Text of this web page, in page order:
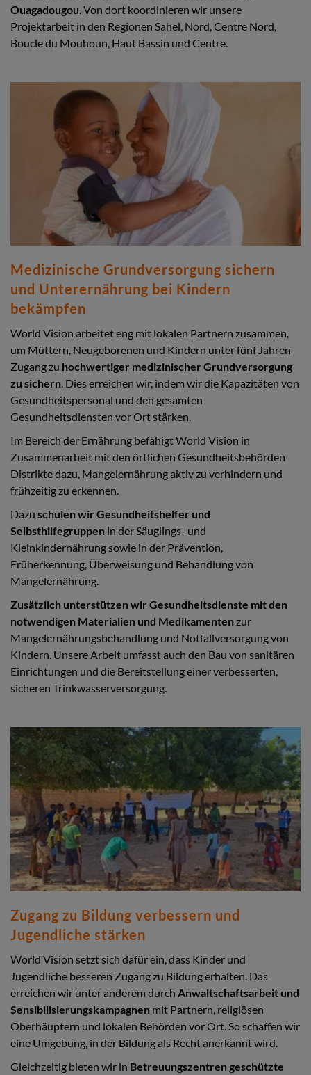
Ouagadougou . Von dort koordinieren wir unsere
Projektarbeit in den Regionen Sahel, Nord, Centre Nord,
Boucle du Mouhoun, Haut Bassin und Centre.
Medizinische Grundversorgung sichern
und Unterernährung bei Kindern
bekämpfen
World Vision arbeitet eng mit lokalen Partnern zusammen,
um Müttern, Neugeborenen und Kindern unter fünf Jahren
Zugang zu hochwertiger medizinischer Grundversorgung
zu sichern. Dies erreichen wir, indem wir die Kapazitäten von
Gesundheitspersonal und den gesamten
Gesundheitsdiensten vor Ort stärken.
Im Bereich der Ernährung befähigt World Vision in
Zusammenarbeit mit den örtlichen Gesundheitsbehörden
Distrikte dazu, Mangelernährung aktiv zu verhindern und
frühzeitig zu erkennen.
Dazu schulen wir Gesundheitshelfer und
Selbsthilfegruppen in der Säuglings- und
Kleinkindernährung sowie in der Prävention,
Früherkennung, Überweisung und Behandlung von
Mangelernährung.
Zusätzlich unterstützen wir Gesundheitsdienste mit den
notwendigen Materialien und Medikamentenzur
Mangelernährungsbehandlung und Notfallversorgung von
Kindern. Unsere Arbeit umfasst auch den Bau von sanitären
Einrichtungen und die Bereitstellung einer verbesserten,
sicheren Trinkwasserversorgung.
Zugang zu Bildung verbessern und
Jugendliche stärken
World Vision setzt sich dafür ein, dass Kinder und
Jugendliche besseren Zugang zu Bildung erhalten. Das
erreichen wir unter anderem durch Anwaltschaftsarbeit und
Sensibilisierungskampagnen mit Partnern, religiösen
Oberhäuptern und lokalen Behörden vor Ort. So schaffen wir
eine Umgebung, in der Bildung als Recht anerkannt wird.
Gleichzeitig bieten wir in Betreuungszentren geschützte